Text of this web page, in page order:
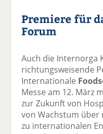
Premiere für
Forum
Auch die Internorga
richtungsweisende
Internationale
Messe am 12. März
zur Zukunft von
von Wachstum über
zu internationalen